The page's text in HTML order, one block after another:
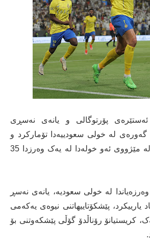
ئەستێرەی پۆرتوگالی و یانەی نەسڕی
لە خولی سعودییەدا تۆمارکرد و
بووە یەکەم یاریزان لە مێژووی ئەو خولەدا لە یەک وەرزدا 35
لە خولی سعودیە، یانەی نەسڕ
یارییکرد، پێشکۆتاییهاتنی نیوەی یەکەمی
کریستیانۆ رۆناڵدۆ گۆڵی پێشکەوتنی بۆ